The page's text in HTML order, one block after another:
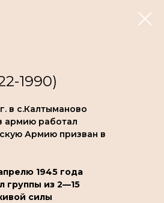
1990)
в с.Калтыманово
армию работал
Армию призван в
1945 года
группы из 2—15
силы